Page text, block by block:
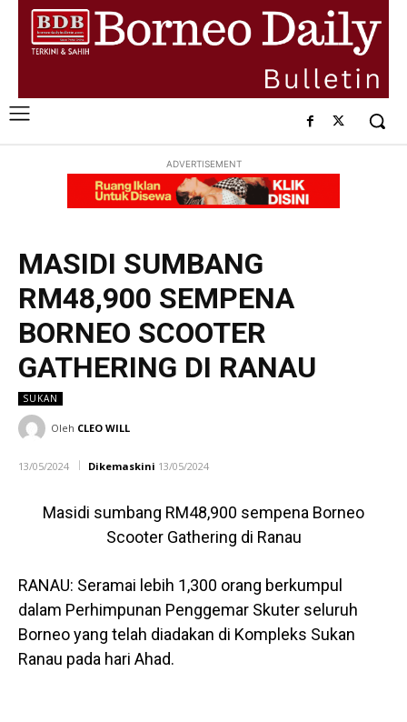
ADVERTISEMENT
MASIDI SUMBANG
RM48,900 SEMPENA
BORNEO SCOOTER
GATHERING DI RANAU
SUKAN
Oleh CLEO WILL
13/05/2024 Dikemaskini 13/05/2024
Masidi sumbang RM48,900 sempena Borneo
Scooter Gathering di Ranau
RANAU: Seramai lebih 1,300 orang berkumpul
dalam Perhimpunan Penggemar Skuter seluruh
Borneo yang telah diadakan di Kompleks Sukan
Ranau pada hari Ahad.